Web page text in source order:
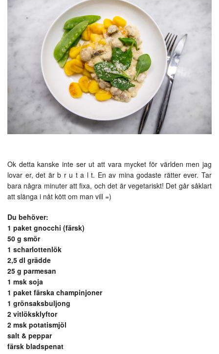
Ok detta kanske inte ser ut att vara mycket för världen men jag
lovar er, det är b r u t a l t. En av mina godaste rätter ever. Tar
bara några minuter att fixa, och det är vegetariskt! Det går såklart
att slänga i nåt kött om man vill =)
Du behöver:
1 paket gnocchi (färsk)
50 g smör
1 scharlottenlök
2,5 dl grädde
25 g parmesan
1 msk soja
1 paket färska champinjoner
1 grönsaksbuljong
2 vitlöksklyftor
2 msk potatismjöl
salt & peppar
färsk bladspenat